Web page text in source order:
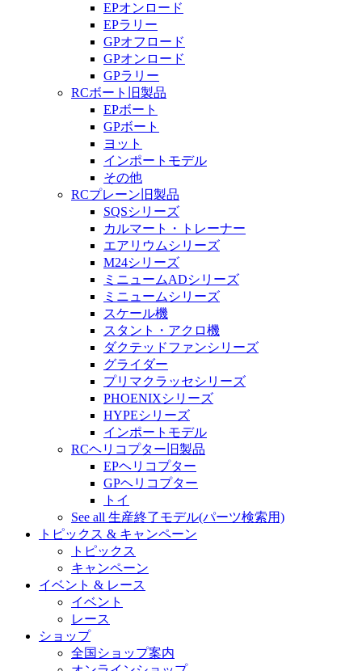
EPオンロード
EPラリー
GPオフロード
GPオンロード
GPラリー
RCボート旧製品
EPボート
GPボート
ヨット
インポートモデル
その他
RCプレーン旧製品
SQSシリーズ
カルマート・トレーナー
エアリウムシリーズ
M24シリーズ
ミニュームADシリーズ
ミニュームシリーズ
スケール機
スタント・アクロ機
ダクテッドファンシリーズ
グライダー
プリマクラッセシリーズ
PHOENIXシリーズ
HYPEシリーズ
インポートモデル
RCヘリコプター旧製品
EPヘリコプター
GPヘリコプター
トイ
See all 生産終了モデル(パーツ検索用)
トピックス & キャンペーン
トピックス
キャンペーン
イベント & レース
イベント
レース
ショップ
全国ショップ案内